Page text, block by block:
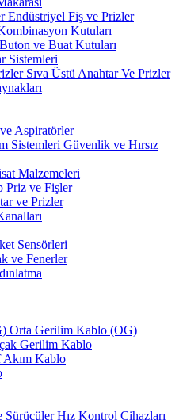
Endüstriyel Fiş ve Prizler
Kutuları
Buton ve Buat Kutuları
Sistemleri
Sıva Üstü Anahtar Ve Prizler
Aspiratörler
Güvenlik ve Hırsız
Malzemeleri
Priz ve Fişler
ve Prizler
Sensörleri
ve Fenerler
Orta Gerilim Kablo (OG)
Gerilim Kablo
Akım Kablo
Hız Kontrol Cihazları